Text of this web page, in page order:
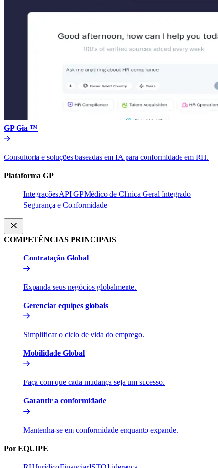
GP Gia ™​​
Consultoria e soluções baseadas em IA para conformidade em RH.​​
Plataforma GP​​
Integrações​​API GP​​Médico de Clínica Geral Integrado​​
Segurança e Conformidade​​
COMPETÊNCIAS PRINCIPAIS​​
Contratação Global​​
Expanda seus negócios globalmente.​​
Gerenciar equipes globais​​
Simplificar o ciclo de vida do emprego.​​
Mobilidade Global​​
Faça com que cada mudança seja um sucesso.​​
Garantir a conformidade​​
Mantenha-se em conformidade enquanto expande.​​
Por EQUIPE​​